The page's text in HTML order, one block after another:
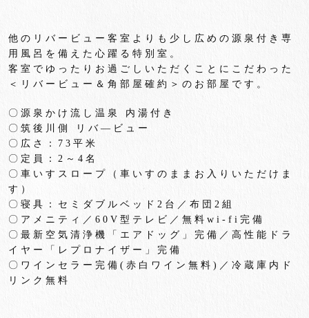
他のリバービュー客室よりも少し広めの源泉付き専
用風呂を備えた心躍る特別室。
客室でゆったりお過ごしいただくことにこだわった
＜
リバービュー＆角部屋確約＞のお部屋です。
〇源泉かけ流し温泉 内湯付き
〇筑後川側 リバ―ビュー
〇広さ： 73 平米
〇定員： 2 ～ 4 名
〇車いすスロープ（車いすのままお入りいただけま
す）
〇寝具：セミダブルベッド 2 台／布団 2 組
〇アメニティ／ 60V 型テレビ／無料 wi-fi 完備
〇最新空気清浄機「エアドッグ」完備／高性能ドラ
イヤー「
レプロナイザー」完備
〇ワインセラー完備 ( 赤白ワイン無料 ) ／冷蔵庫内ド
リンク無料